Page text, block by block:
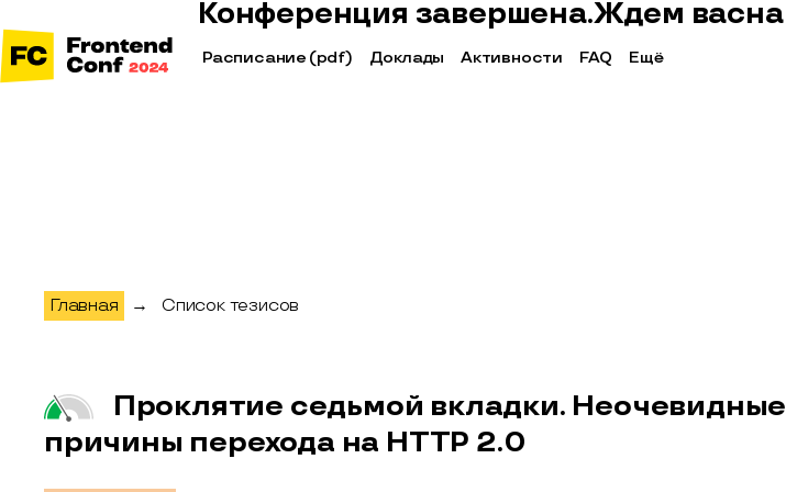
Конференция завершена.Ждем васна
Расписание (pdf) Доклады Активности FAQ Ещё
Главная → Список тезисов
Проклятие седьмой вкладки. Неочевидные
причины перехода на HTTP 2.0